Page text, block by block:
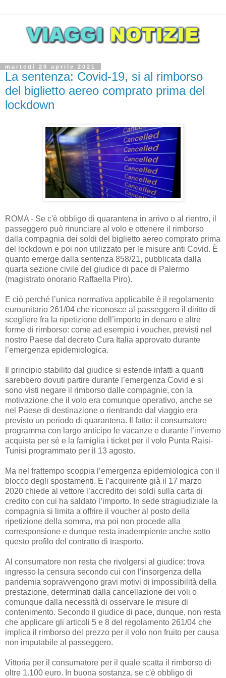
martedì 20 aprile 2021
La sentenza: Covid-19, si al rimborso
del biglietto aereo comprato prima del
lockdown
ROMA - Se c'è obbligo di quarantena in arrivo o al rientro, il
passeggero può rinunciare al volo e ottenere il rimborso
dalla compagnia dei soldi del biglietto aereo comprato prima
del lockdown e poi non utilizzato per le misure anti Covid. È
quanto emerge dalla sentenza 858/21, pubblicata dalla
quarta sezione civile del giudice di pace di Palermo
(magistrato onorario Raffaella Piro).
E ciò perché l’unica normativa applicabile è il regolamento
eurounitario 261/04 che riconosce al passeggero il diritto di
scegliere fra la ripetizione dell’importo in denaro e altre
forme di rimborso: come ad esempio i voucher, previsti nel
nostro Paese dal decreto Cura Italia approvato durante
l’emergenza epidemiologica.
Il principio stabilito dal giudice si estende infatti a quanti
sarebbero dovuti partire durante l’emergenza Covid e si
sono visti negare il rimborso dalle compagnie, con la
motivazione che il volo era comunque operativo, anche se
nel Paese di destinazione o rientrando dal viaggio era
previsto un periodo di quarantena. Il fatto: il consumatore
programma con largo anticipo le vacanze e durante l’inverno
acquista per sé e la famiglia i ticket per il volo Punta Raisi-
Tunisi programmato per il 13 agosto.
Ma nel frattempo scoppia l’emergenza epidemiologica con il
blocco degli spostamenti. E l’acquirente già il 17 marzo
2020 chiede al vettore l’accredito dei soldi sulla carta di
credito con cui ha saldato l’importo. In sede stragiudiziale la
compagnia si limita a offrire il voucher al posto della
ripetizione della somma, ma poi non procede alla
corresponsione e dunque resta inadempiente anche sotto
questo profilo del contratto di trasporto.
Al consumatore non resta che rivolgersi al giudice: trova
ingresso la censura secondo cui con l’insorgenza della
pandemia sopravvengono gravi motivi di impossibilità della
prestazione, determinati dalla cancellazione dei voli o
comunque dalla necessità di osservare le misure di
contenimento. Secondo il giudice di pace, dunque, non resta
che applicare gli articoli 5 e 8 del regolamento 261/04 che
implica il rimborso del prezzo per il volo non fruito per causa
non imputabile al passeggero.
Vittoria per il consumatore per il quale scatta il rimborso di
oltre 1.100 euro. In buona sostanza, se c'è obbligo di